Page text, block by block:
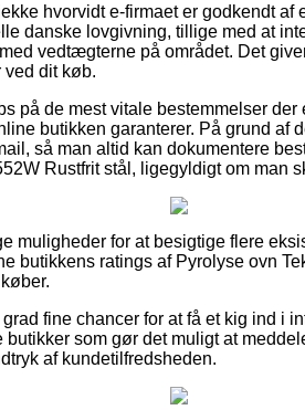
hvorvidt e-firmaet er godkendt
danske lovgivning, tillige med at
vedtægterne på området. Det
ved dit køb.
på de mest vitale bestemmelser
butikken garanterer. På grund af
så man altid kan dokumentere
Rustfrit stål, ligegyldigt om man
muligheder for at besigtige flere
butikkens ratings af Pyrolyse ovn
fine chancer for at få et kig ind i
som gør det muligt at
af kundetilfredsheden.